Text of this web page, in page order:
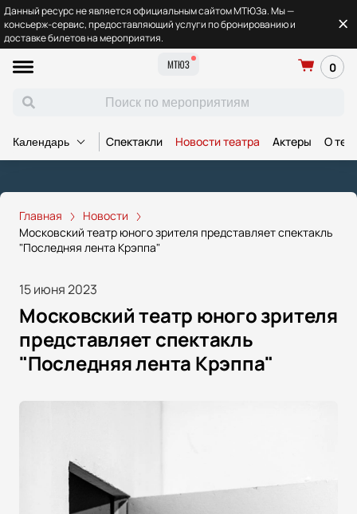
Данный ресурс не является официальным сайтом МТЮЗа. Мы —
консьерж-сервис, предоставляющий услуги по бронированию и
доставке билетов на мероприятия.
МТЮЗ
0
Календарь Спектакли Новости театра Актеры О
Главная
Новости
Московский театр юного зрителя представляет спектакль
"Последняя лента Крэппа"
15 июня 2023
Московский театр юного зрителя
представляет спектакль
"Последняя лента Крэппа"